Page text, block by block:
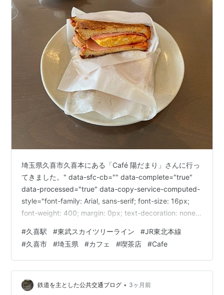
埼玉県久喜市久喜本にある「Café 陽だまり」さんに行っ
てきました。" data-sfc-cb="" data-complete="true"
data-processed="true" data-copy-service-computed-
style="font-family: Arial, sans-serif; font-size: 16px;
font-weight: 400; margin: 0px; text-decoration: none;
開店直後を狙って、お得なモーニングセットをいた…
#久喜駅 #東武スカイツリーライン #JR東北本線
#久喜市 #埼玉県 #カフェ #喫茶店 #Cafe
鉄道を主とした公共交通ブログ • 3ヶ月前